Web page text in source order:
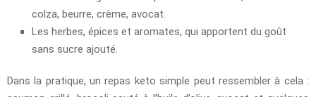
colza, beurre, crème, avocat.
Les herbes, épices et aromates, qui apportent du goût
sans sucre ajouté.
Dans la pratique, un repas keto simple peut ressembler à cela :